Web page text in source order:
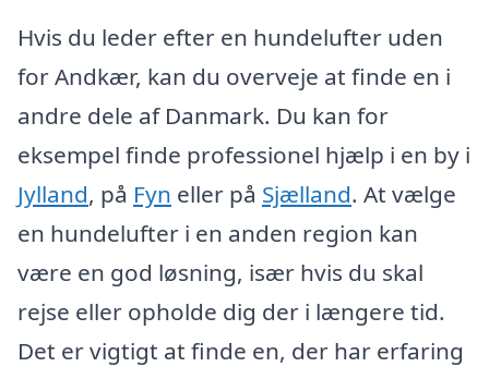
Hvis du leder efter en hundelufter uden
for Andkær, kan du overveje at finde en i
andre dele af Danmark. Du kan for
eksempel finde professionel hjælp i en by i
Jylland, på Fyn eller på Sjælland. At vælge
en hundelufter i en anden region kan
være en god løsning, især hvis du skal
rejse eller opholde dig der i længere tid.
Det er vigtigt at finde en, der har erfaring